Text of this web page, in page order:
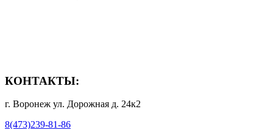
КОНТАКТЫ:
г. Воронеж ул. Дорожная д. 24к2
8(473)239-81-86